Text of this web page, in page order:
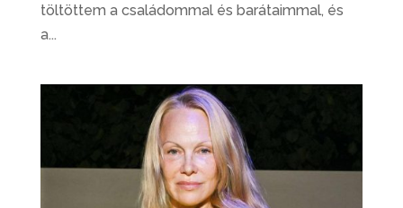
töltöttem a családommal és barátaimmal, és
a...